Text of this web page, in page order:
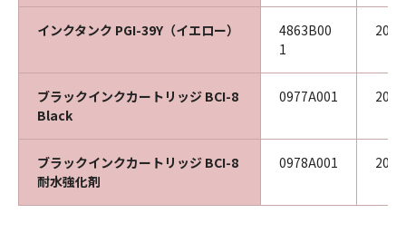
インクタンク PGI-39Y（イエロー）
4863B00
1
ブラックインクカートリッジ BCI-8
Black
0977A001
ブラックインクカートリッジ BCI-8
耐水強化剤
0978A001